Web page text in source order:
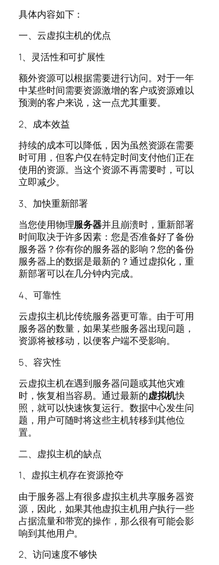
具体内容如下：
一、云虚拟主机的优点
1、灵活性和可扩展性
额外资源可以根据需要进行访问。对于一年
中某些时间需要资源激增的客户或资源难以
预测的客户来说，这一点尤其重要。
2、成本效益
持续的成本可以降低，因为虽然资源在需要
时可用，但客户仅在特定时间支付他们正在
使用的资源。当这个资源不再需要时，可以
立即减少。
3、加快重新部署
当您使用物理服务器并且崩溃时，重新部署
时间取决于许多因素：您是否准备好了备份
服务器？你有你的服务器的影响？您的备份
服务器上的数据是最新的？通过虚拟化，重
新部署可以在几分钟内完成。
4、可靠性
云虚拟主机比传统服务器更可靠。由于可用
服务器的数量，如果某些服务器出现问题，
资源将被移动，以便客户端不受影响。
5、容灾性
云虚拟主机在遇到服务器问题或其他灾难
时，恢复相当容易。通过最新的虚拟机快
照，就可以快速恢复运行。数据中心发生问
题，用户可随时将这些主机转移到其他位
置。
二、虚拟主机的缺点
1、虚拟主机存在资源抢夺
由于服务器上有很多虚拟主机共享服务器资
源，因此，如果其他虚拟主机用户执行一些
占据流量和带宽的操作，那么很有可能会影
响到其他用户。
2、访问速度不够快